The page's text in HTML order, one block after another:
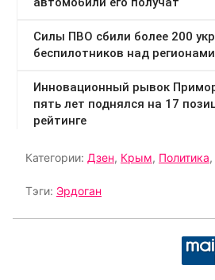
Категории: Дзен, Крым, Политика,
Тэги: Эрдоган